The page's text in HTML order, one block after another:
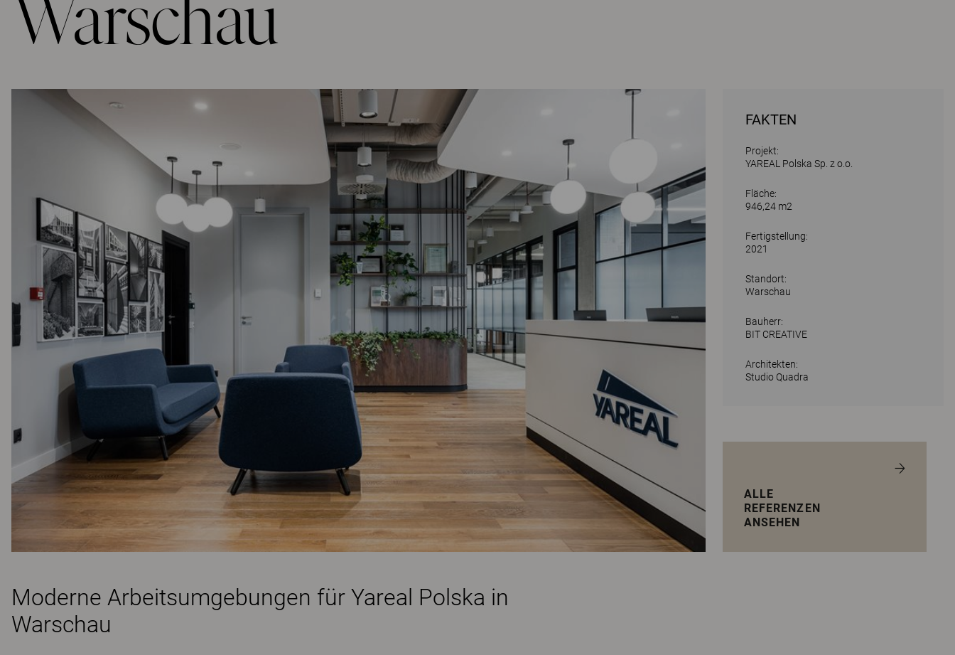
FAKTEN
Projekt:
YAREAL Polska Sp. z o.o.
Fläche:
946,24 m2
Fertigstellung:
2021
Standort:
Warschau
Bauherr:
BIT CREATIVE
Architekten:
Studio Quadra
ALLE
REFERENZEN
ANSEHEN
Moderne Arbeitsumgebungen für Yareal Polska in
Warschau